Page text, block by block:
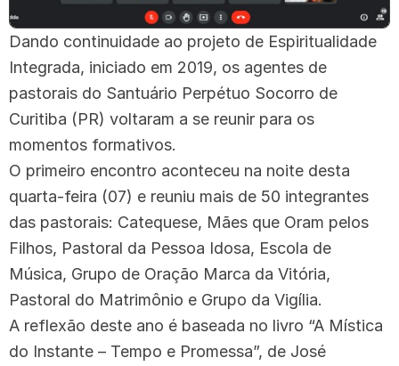
Dando continuidade ao projeto de Espiritualidade
Integrada, iniciado em 2019, os agentes de
pastorais do Santuário Perpétuo Socorro de
Curitiba (PR) voltaram a se reunir para os
momentos formativos.
O primeiro encontro aconteceu na noite desta
quarta-feira (07) e reuniu mais de 50 integrantes
das pastorais: Catequese, Mães que Oram pelos
Filhos, Pastoral da Pessoa Idosa, Escola de
Música, Grupo de Oração Marca da Vitória,
Pastoral do Matrimônio e Grupo da Vigília.
A reflexão deste ano é baseada no livro “A Mística
do Instante – Tempo e Promessa”, de José